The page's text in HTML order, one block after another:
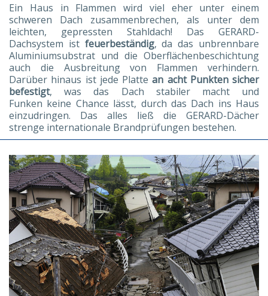
Ein Haus in Flammen wird viel eher unter einem
schweren Dach zusammenbrechen, als unter dem
leichten, gepressten Stahldach! Das GERARD-
Dachsystem ist feuerbeständig, da das unbrennbare
Aluminiumsubstrat und die Oberflächenbeschichtung
auch die Ausbreitung von Flammen verhindern.
Darüber hinaus ist jede Plattean acht Punkten sicher
befestigt, was das Dach stabiler macht und
Funken keine Chance lässt, durch das Dach ins Haus
einzudringen. Das alles ließ die GERARD-Dächer
strenge internationale Brandprüfungen bestehen.